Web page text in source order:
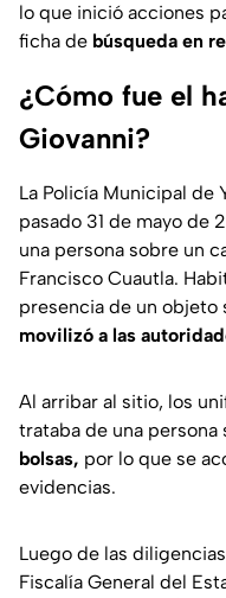
lo que inició acciones
ficha de búsqueda en
¿Cómo fue el
Giovanni?
La Policía Municipal de
pasado 31 de mayo de
una persona sobre un
Francisco Cuautla.
presencia de un objeto
movilizó a las
Al arribar al sitio, los
trataba de una persona
bolsas, por lo que se
evidencias.
Luego de las
Fiscalía General del